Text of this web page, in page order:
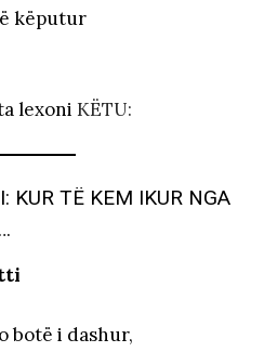
këputur
lexoni KËTU:
KUR TË KEM IKUR NGA
botë i dashur,